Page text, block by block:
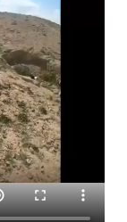
​בהמשך,
הרכב לשטח